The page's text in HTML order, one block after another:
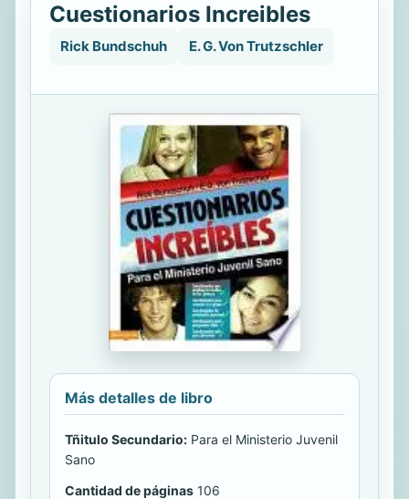
Cuestionarios Increibles
Rick Bundschuh E. G. Von Trutzschler
Más detalles de libro
Tñitulo Secundario: Para el Ministerio Juvenil
Sano
Cantidad de páginas 106